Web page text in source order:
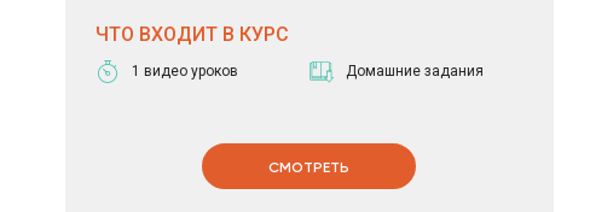
ЧТО ВХОДИТ В КУРС
1 видео уроков Домашние задания
СМОТРЕТЬ